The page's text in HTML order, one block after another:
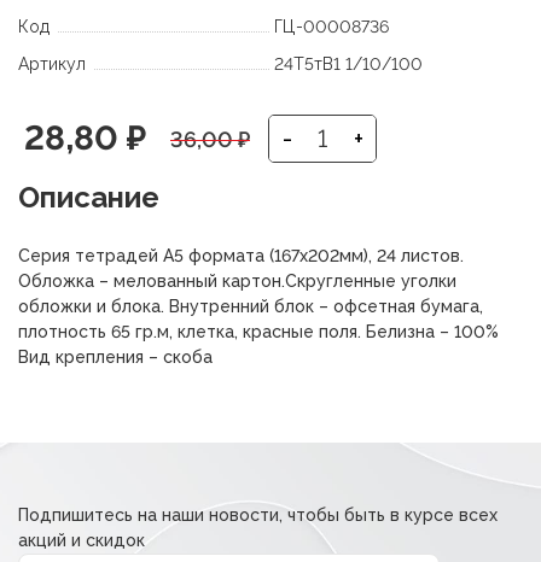
Код
ГЦ-00008736
Артикул
24Т5тВ1 1/10/100
36,00₽
Первоначальная
цена
составляла
36,00 ₽.
28,80 ₽
Текущая
цена:
28,80 ₽.
- +
Описание
Серия тетрадей А5 формата (167х202мм), 24 листов.
Обложка – мелованный картон.Скругленные уголки
обложки и блока. Внутренний блок – офсетная бумага,
плотность 65 гр.м, клетка, красные поля. Белизна – 100%
Вид крепления – скоба
Подпишитесь на наши новости, чтобы быть в курсе всех
акций и скидок